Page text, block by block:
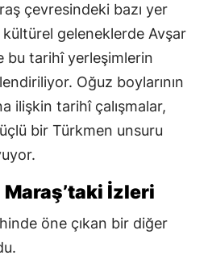
çevresindeki bazı yer
kültürel geleneklerde Avşar
bu tarihî yerleşimlerin
Oğuz boylarının
ilişkin tarihî çalışmalar,
bir Türkmen unsuru
İzleri
öne çıkan bir diğer